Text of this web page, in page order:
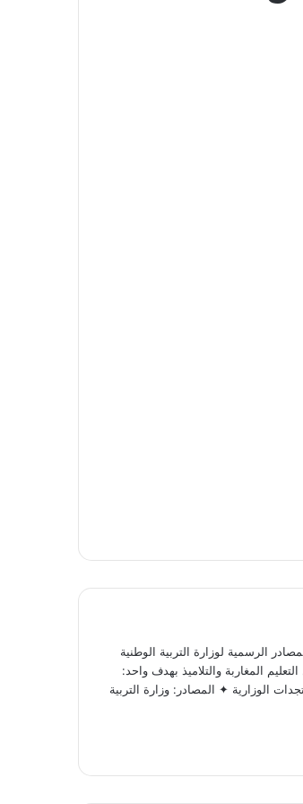
الرسمية لوزارة التربية الوطنية
المغاربة والتلاميذ بهدف واحد:
الوزارية ✦ المصادر: وزارة التربية